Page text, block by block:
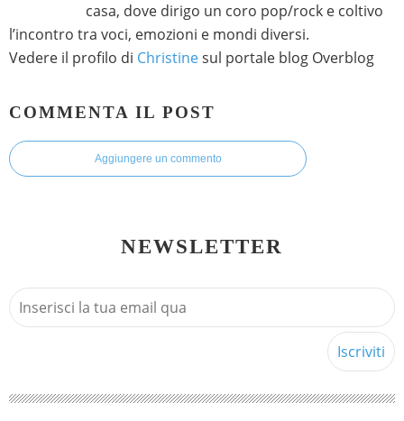
casa, dove dirigo un coro pop/rock e coltivo
l’incontro tra voci, emozioni e mondi diversi.
Vedere il profilo di Christinesul portale blog Overblog
COMMENTA IL POST
Aggiungere un commento
NEWSLETTER